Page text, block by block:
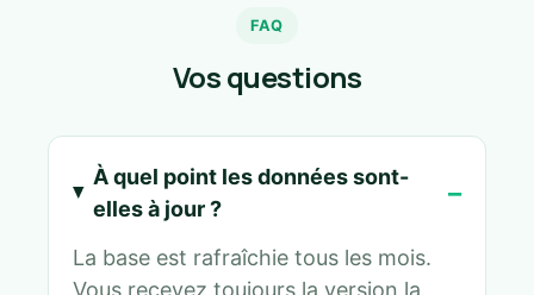
FAQ
Vos questions
À quel point les données sont-
elles à jour ?
La base est rafraîchie tous les mois.
Vous recevez toujours la version la